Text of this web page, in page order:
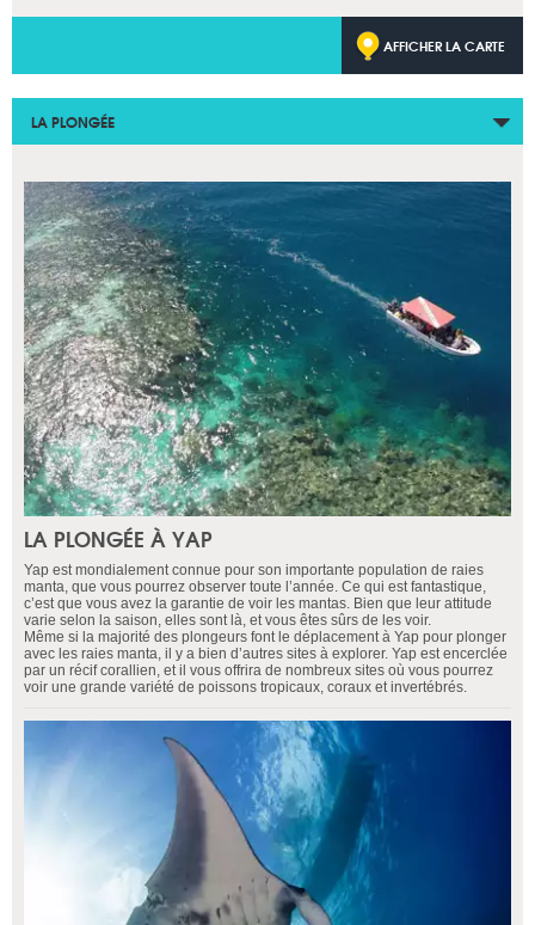
AFFICHER LA CARTE
LA PLONGÉE
LA PLONGÉE À YAP
Yap est mondialement connue pour son importante population de raies
manta, que vous pourrez observer toute l’année. Ce qui est fantastique,
c’est que vous avez la garantie de voir les mantas. Bien que leur attitude
varie selon la saison, elles sont là, et vous êtes sûrs de les voir.
Même si la majorité des plongeurs font le déplacement à Yap pour plonger
avec les raies manta, il y a bien d’autres sites à explorer. Yap est encerclée
par un récif corallien, et il vous offrira de nombreux sites où vous pourrez
voir une grande variété de poissons tropicaux, coraux et invertébrés.